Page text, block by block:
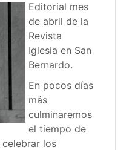
Editorial mes
de abril de la
Revista
Iglesia en San
Bernardo.
En pocos días
más
culminaremos
el tiempo de
los